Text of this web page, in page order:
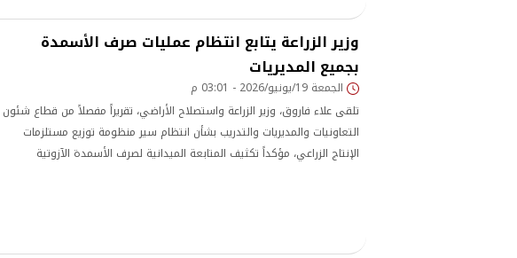
وزير الزراعة يتابع انتظام عمليات صرف الأسمدة
بجميع المديريات
الجمعة 19/يونيو/2026 - 03:01 م
تلقى علاء فاروق، وزير الزراعة واستصلاح الأراضي، تقريراً مفصلاً من قطاع شئون
التعاونيات والمديريات والتدريب بشأن انتظام سير منظومة توزيع مستلزمات
الإنتاج الزراعي، مؤكداً تكثيف المتابعة الميدانية لصرف الأسمدة الآزوتية